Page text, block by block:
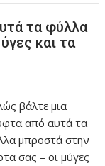
τα φύλλα
και τα
βάλτε μια
από αυτά τα
μπροστά στην
σας – οι μύγες